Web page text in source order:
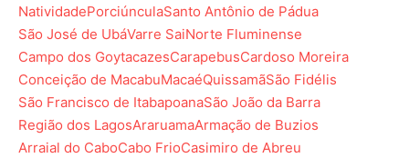
NatividadePorciúnculaSanto Antônio de Pádua
São José de UbáVarre SaiNorte Fluminense
Campo dos GoytacazesCarapebusCardoso Moreira
Conceição de MacabuMacaéQuissamãSão Fidélis
São Francisco de ItabapoanaSão João da Barra
Região dos LagosAraruamaArmação de Buzios
Arraial do CaboCabo FrioCasimiro de Abreu